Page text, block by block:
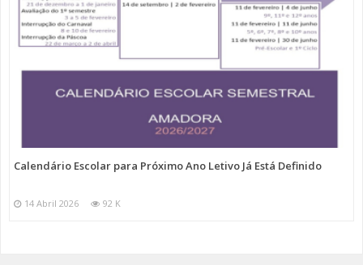
Calendário Escolar para Próximo Ano Letivo Já Está Definido
14 Abril 2026 92 K